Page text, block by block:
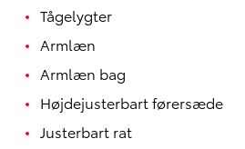
Tågelygter
Armlæn
Armlæn bag
Højdejusterbart førersæde
Justerbart rat